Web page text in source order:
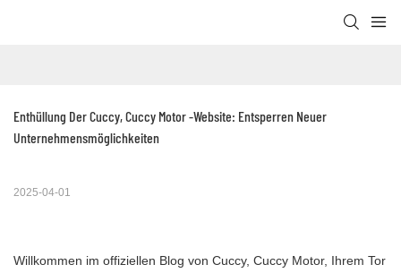
Enthüllung Der Cuccy, Cuccy Motor -Website: Entsperren Neuer
Unternehmensmöglichkeiten
2025-04-01
Willkommen im offiziellen Blog von Cuccy, Cuccy Motor, Ihrem Tor